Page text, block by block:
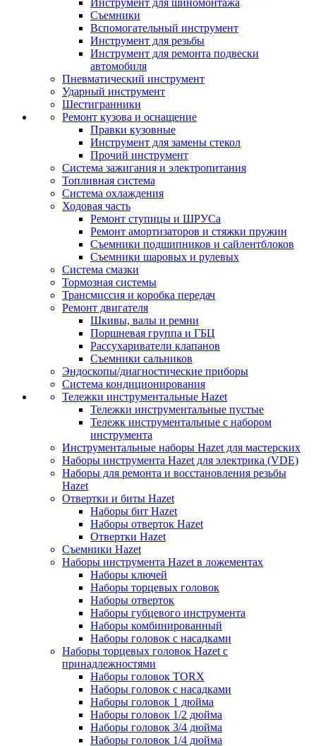
Инструмент для шиномонтажа
Съемники
Вспомогательный инструмент
Инструмент для резьбы
Инструмент для ремонта подвески
автомобиля
Пневматический инструмент
Ударный инструмент
Шестигранники
Ремонт кузова и оснащение
Правки кузовные
Инструмент для замены стекол
Прочий инструмент
Система зажигания и электропитания
Топливная система
Система охлаждения
Ходовая часть
Ремонт ступицы и ШРУСа
Ремонт амортизаторов и стяжки пружин
Съемники подшипников и сайлентблоков
Съемники шаровых и рулевых
Система смазки
Тормозная системы
Трансмиссия и коробка передач
Ремонт двигателя
Шкивы, валы и ремни
Поршневая группа и ГБЦ
Рассухариватели клапанов
Съемники сальников
Эндоскопы/диагностические приборы
Система кондиционирования
Тележки инструментальные Hazet
Тележки инструментальные пустые
Тележк инструментальные с набором
инструмента
Инструментальные наборы Hazet для мастерских
Наборы инструмента Hazet для электрика (VDE)
Наборы для ремонта и восстановления резьбы
Hazet
Отвертки и биты Hazet
Наборы бит Hazet
Наборы отверток Hazet
Отвертки Hazet
Съемники Hazet
Наборы инструмента Hazet в ложементах
Наборы ключей
Наборы торцевых головок
Наборы отверток
Наборы губцевого инструмента
Наборы комбинированный
Наборы головок с насадками
Наборы торцевых головок Hazet с
принадлежностями
Наборы головок TORX
Наборы головок с насадками
Наборы головок 1 дюйма
Наборы головок 1/2 дюйма
Наборы головок 3/4 дюйма
Наборы головок 1/4 дюйма